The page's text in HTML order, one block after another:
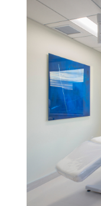
Passwort vergessen
Deutschland
Select
Region